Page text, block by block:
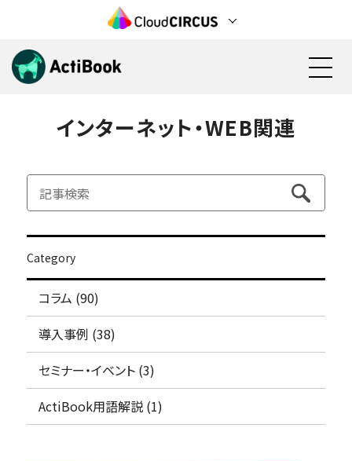
資料請求 無料で始める
機能
活用方法
検討状況の見える化(営業活動)
見込み顧客の育成(マーケティング)
電子カタログ/Web社内報
資料の一元管理
仕様・料金をチェック！
導入事例
カタログ資料
フリープラン
コラム・セミナー
インターネット・WEB関連
Category
コラム (90)
導入事例 (38)
セミナー・イベント (3)
ActiBook用語解説 (1)